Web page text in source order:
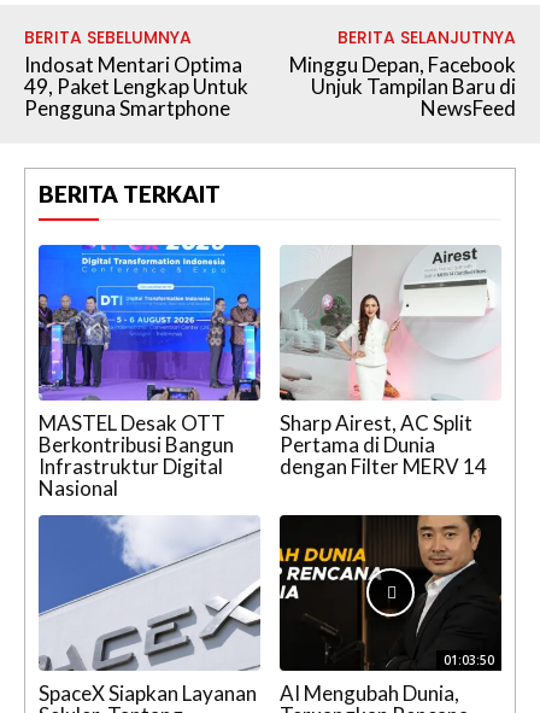
BERITA SEBELUMNYA
Indosat Mentari Optima
49, Paket Lengkap Untuk
Pengguna Smartphone
BERITA SELANJUTNYA
Minggu Depan, Facebook
Unjuk Tampilan Baru di
NewsFeed
BERITA TERKAIT
MASTEL Desak OTT
Berkontribusi Bangun
Infrastruktur Digital
Nasional
Sharp Airest, AC Split
Pertama di Dunia
dengan Filter MERV 14
SpaceX Siapkan Layanan
01:03:50
AI Mengubah Dunia,